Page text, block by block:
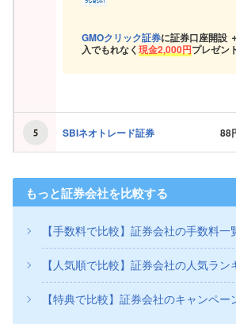
GMOクリック証券に証券口座開設
入でもれなく現金2,000円プレゼン
SBIネオトレード証券 88
もっと証券会社を比較する
【手数料で比較】証券会社の手数料一
【人気順で比較】証券会社の人気ラン
【特典で比較】証券会社のキャンペー